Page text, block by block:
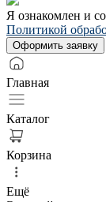
Я ознакомлен и
Политикой
Главная
Каталог
Корзина
Ещё